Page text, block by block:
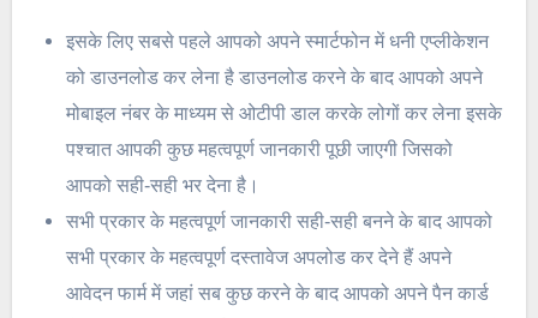
इसके लिए सबसे पहले आपको अपने स्मार्टफोन में धनी एप्लीकेशन
को डाउनलोड कर लेना है डाउनलोड करने के बाद आपको अपने
मोबाइल नंबर के माध्यम से ओटीपी डाल करके लोगों कर लेना इसके
पश्चात आपकी कुछ महत्वपूर्ण जानकारी पूछी जाएगी जिसको
आपको सही-सही भर देना है।
सभी प्रकार के महत्वपूर्ण जानकारी सही-सही बनने के बाद आपको
सभी प्रकार के महत्वपूर्ण दस्तावेज अपलोड कर देने हैं अपने
आवेदन फार्म में जहां सब कुछ करने के बाद आपको अपने पैन कार्ड